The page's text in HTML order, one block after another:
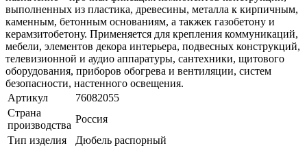
выполненных из пластика, древесины, металла к кирпичным,
каменным, бетонным основаниям, а такжек газобетону и
керамзитобетону. Применяется для крепления коммуникаций,
мебели, элементов декора интерьера, подвесных конструкций,
телевизионной и аудио аппаратуры, сантехники, щитового
оборудования, приборов обогрева и вентиляции, систем
безопасности, настенного освещения.
Артикул
76082055
Страна
производства
Россия
Тип изделия
Дюбель распорный